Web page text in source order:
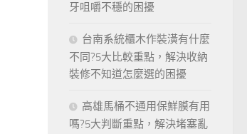
牙咀嚼不穩的困擾
台南系統櫃木作裝潢有什麼
不同?5大比較重點，解決收納
裝修不知道怎麼選的困擾
高雄馬桶不通用保鮮膜有用
嗎?5大判斷重點，解決堵塞亂